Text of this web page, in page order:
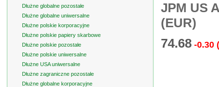
JPM US
(EUR)
74.68 -0.30
Dłużne globalne pozostałe
Dłużne globalne uniwersalne
Dłużne polskie korporacyjne
Dłużne polskie papiery skarbowe
Dłużne polskie pozostałe
Dłużne polskie uniwersalne
Dłużne USA uniwersalne
Dłużne zagraniczne pozostałe
Dłużne globalne korporacyjne